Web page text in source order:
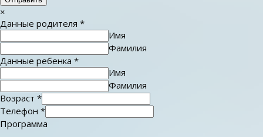
×
Данные родителя *
Имя
Фамилия
Данные ребенка *
Имя
Фамилия
Возраст *
Телефон *
Программа